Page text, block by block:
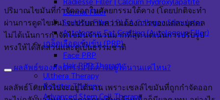
Dermal Filler
Sculptra Filler | PLLA Collagen Stimulator
Autologous Fat Grafting (Autologous Filler)
เกล็ดเลือดเข้มข้น (PRP)
Face PRP
Hair PRP Therapy
Ulthera Therapy
Booster Therapy
Advanced Stem Cell Therapy
ปริมาณไขมันที่กำจัดออกในศัลยกรรมใต้คาง (โดยปกติจะทำ
ผ่านการดูดไขมัน) จะปรับตามความต้องการของแต่ละบุคคล
ไม่ได้เน้นการกำจัดไขมันจำนวนมากที่สุด แต่เน้นการปรับรูป
ทรงให้ได้สัดส่วนและดูเป็นธรรมชาติ
ผลลัพธ์ของศัลยกรรมใต้คางอยู่ได้นานแค่ไหน?
ผลลัพธ์โดยทั่วไปจะอยู่ได้นาน เพราะเซลล์ไขมันที่ถูกกำจัดออก